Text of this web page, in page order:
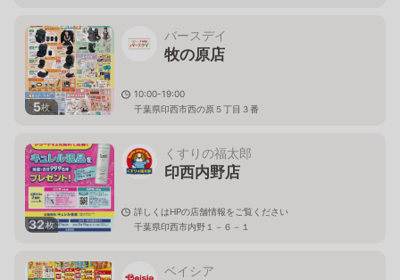
5枚
バースデイ
牧の原店
10:00-19:00
千葉県印西市西の原５丁目３番
32枚
くすりの福太郎
印西内野店
詳しくはHPの店舗情報をご覧ください
千葉県印西市内野１－６－１
ベイシア